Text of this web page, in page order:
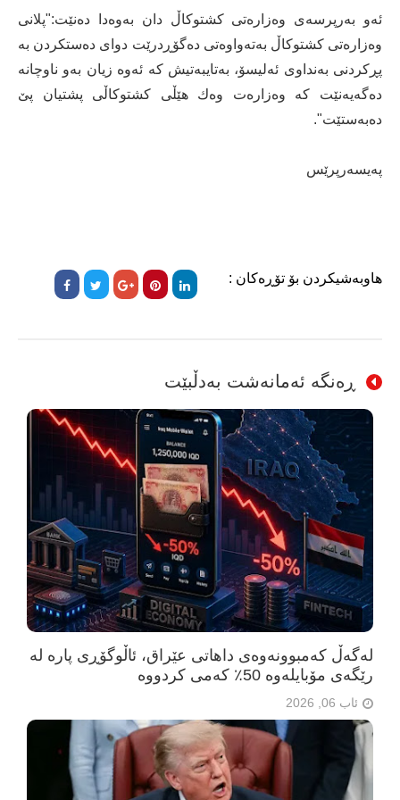
ئه‌و به‌رپرسه‌ى وه‌زاره‌تى كشتوكاڵ دان به‌وه‌دا ده‌نێت:"پلانی
وه‌زاره‌تی كشتوكاڵ به‌ته‌واوه‌تی ده‌گۆڕدرێت دوای ده‌ستكردن به‌
پڕكردنی به‌نداوی ئه‌لیسۆ، به‌تایبه‌تیش كه‌ ئه‌وه‌ زیان به‌و ناوچانه‌
ده‌گه‌یه‌نێت كه‌ وه‌زاره‌ت وه‌ك هێڵی كشتوكاڵی پشتیان پێ
ده‌به‌ستێت".
پەیسەرپرێس
هاوبەشیکردن بۆ تۆڕەکان :
ڕەنگە ئەمانەشت بەدڵبێت
لەگەڵ کەمبوونەوەی داهاتی عێراق، ئاڵوگۆڕی پارە لە
رێگەی مۆبایلەوە 50٪ کەمی کردووە
ئاب 06, 2026